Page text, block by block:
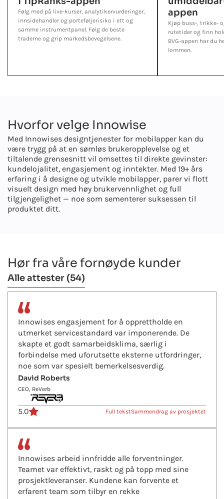
Følg med på live-kurser, analytikervurderinger,
innsidehandler og porteføljerisiko i ett og
samme instrumentpanel. Følg de beste
traderne og grip markedsbevegelsene.
appen
Kjøp buss-, trikke-
rutetider og finn
BVG-appen har du
lommen.
Hvorfor velge Innowise
Med Innowises designtjenester for mobilapper kan du
være trygg på at en sømløs brukeropplevelse og et
tiltalende grensesnitt vil omsettes til direkte gevinster:
kundelojalitet, engasjement og inntekter. Med 19+ års
erfaring i å designe og utvikle mobilapper, parer vi flott
visuelt design med høy brukervennlighet og full
tilgjengelighet — noe som sementerer suksessen til
produktet ditt.
Hør fra våre fornøyde kunder
Alle attester (54)
Innowises engasjement for å opprettholde en
utmerket servicestandard var imponerende. De
skapte et godt samarbeidsklima, særlig i
forbindelse med uforutsette eksterne utfordringer,
noe som var spesielt bemerkelsesverdig.
David Roberts
CEO, ReVerb
5.0 Full tekstSammendrag av prosjektet
Innowises arbeid innfridde alle forventninger.
Teamet var effektivt, raskt og på topp med sine
prosjektleveranser. Kundene kan forvente et
erfarent team som tilbyr en rekke